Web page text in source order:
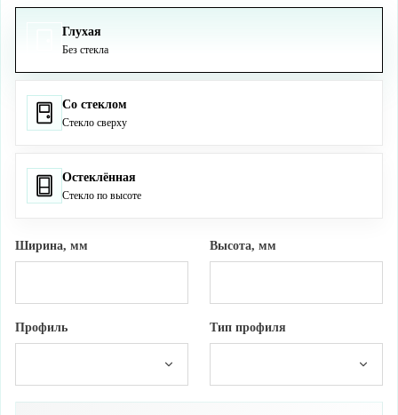
Глухая
Без стекла
Со стеклом
Стекло сверху
Остеклённая
Стекло по высоте
Ширина, мм Высота, мм
Профиль Тип профиля